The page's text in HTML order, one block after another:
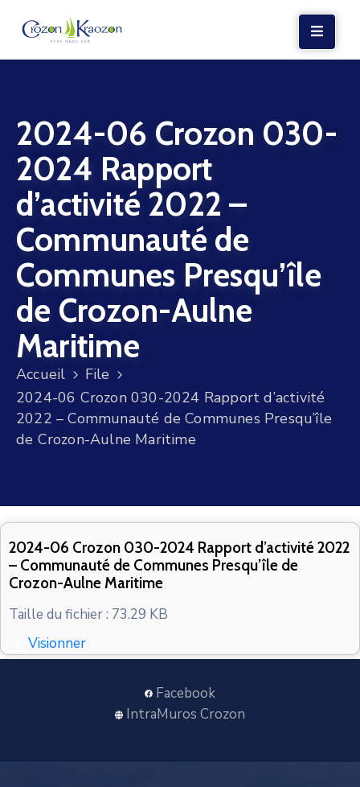
VIE
LOCALE
VIE
SOCIALE
TERRE
ET
MER
VOS
DÉMARCHES
CONTACT
2024-06 Crozon 030-
2024 Rapport
d’activité 2022 –
Communauté de
Communes Presqu’île
de Crozon-Aulne
Maritime
Accueil
File
2024-06 Crozon 030-2024 Rapport d’activité
2022 – Communauté de Communes Presqu’île
de Crozon-Aulne Maritime
2024-06 Crozon 030-2024 Rapport d’activité 2022
– Communauté de Communes Presqu’île de
Crozon-Aulne Maritime
Taille du fichier : 73.29 KB
Visionner
Facebook
IntraMuros Crozon